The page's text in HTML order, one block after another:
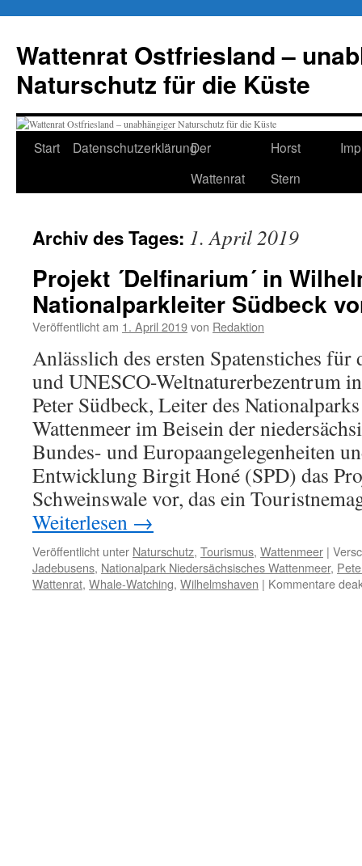
springen
Wattenrat Ostfriesland –
Naturschutz für die Küste
Start DatenschutzerklärungDer
Wattenrat
Horst
Stern
Archiv des Tages: 1. April 2019
Projekt ´Delfinarium´ in
Nationalparkleiter Südbeck
Veröffentlicht am 1. April 2019von Redaktion
Anlässlich des ersten Spatenstiches für
und UNESCO-Weltnaturerbezentrum
Peter Südbeck, Leiter des
Wattenmeer im Beisein der
Bundes- und Europaangelegenheiten
Entwicklung Birgit Honé (SPD) das
Schweinswale vor, das ein
Weiterlesen →
Veröffentlicht unter Naturschutz, Tourismus, Wattenmeer |
Jadebusens, Nationalpark Niedersächsisches Wattenmeer,
Wattenrat, Whale-Watching, Wilhelmshaven | Kommentare